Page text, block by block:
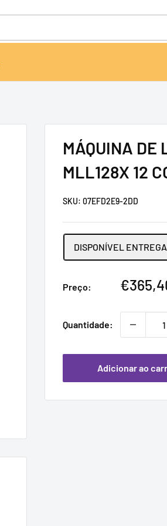
MÁQUINA DE
MLL128X 12
SKU: 07EFD2E9-2DD
DISPONÍVEL
Preço:
Preço
Quantidade:
Adicionar ao